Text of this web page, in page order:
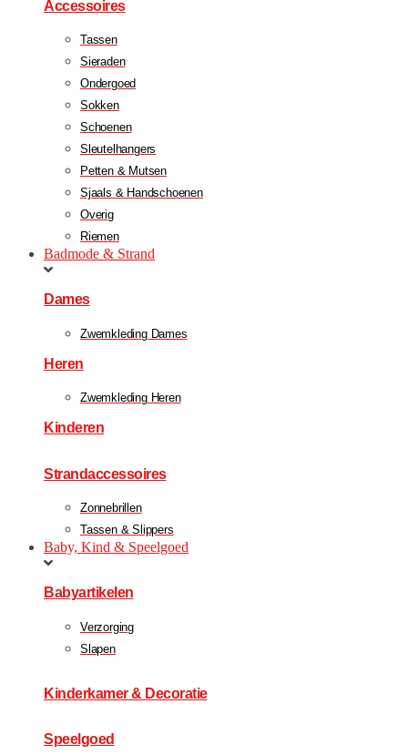
Accessoires
Tassen
Sieraden
Ondergoed
Sokken
Schoenen
Sleutelhangers
Petten & Mutsen
Sjaals & Handschoenen
Overig
Riemen
Badmode & Strand
Dames
Zwemkleding Dames
Heren
Zwemkleding Heren
Kinderen
Strandaccessoires
Zonnebrillen
Tassen & Slippers
Baby, Kind & Speelgoed
Babyartikelen
Verzorging
Slapen
Kinderkamer & Decoratie
Speelgoed